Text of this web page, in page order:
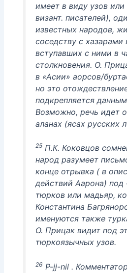
имеет в виду узов или
визант. писателей),
известных народов,
соседству с хазарами
вступавших с ними в
столкновения. О.
в «Асии» аорсов/
но это
подкрепляется
Возможно, речь идет
аланах (ясах русских
25П.К. Коковцов
народ разумеет
конце отрывка ( в
действий Аарона)
тюрков или мадьяр,
Константина
именуются также
О. Прицак видит под
тюркоязычных узов.
26 P-jj-nil .